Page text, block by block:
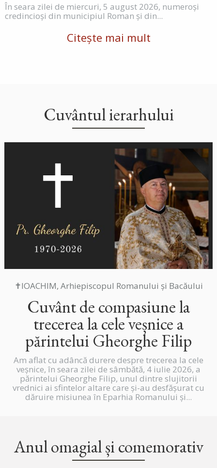
În seara zilei de miercuri, 5 august 2026, numeroși
credincioși din municipiul Roman și din...
Citește mai mult
Cuvântul ierarhului
✝IOACHIM, Arhiepiscopul Romanului și Bacăului
Cuvânt de compasiune la
trecerea la cele veșnice a
părintelui Gheorghe Filip
Am aflat cu adâncă durere despre trecerea la cele
veșnice, în seara zilei de sâmbătă, 4 iulie 2026, a
părintelui Gheorghe Filip, unul dintre slujitorii
vrednici ai sfintelor altare care și-au desfășurat cu
dăruire misiunea în Eparhia Romanului și...
Anul omagial și comemorativ